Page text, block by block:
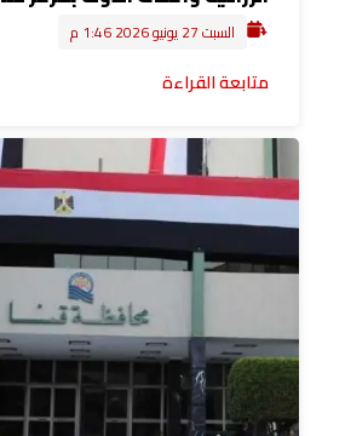
السبت 27 يونيو 2026 1:46 م
متابعة القراءة